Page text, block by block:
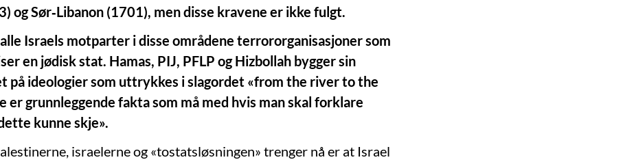
og Sør‑Libanon (1701), men disse kravene er ikke fulgt.
Israels motparter i disse områdene terrororganisasjoner som
en jødisk stat. Hamas, PIJ, PFLP og Hizbollah bygger sin
på ideologier som uttrykkes i slagordet «from the river to the
er grunnleggende fakta som må med hvis man skal forklare
kunne skje».
israelerne og «tostatsløsningen» trenger nå er at Israel